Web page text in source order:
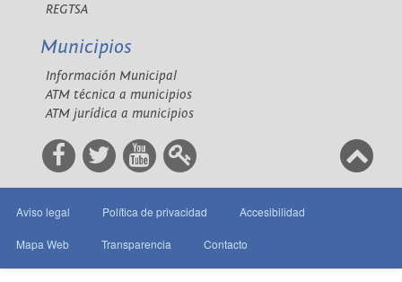
REGTSA
Municipios
Información Municipal
ATM técnica a municipios
ATM jurídica a municipios
Aviso legal Política de privacidad Accesibilidad
Mapa Web Transparencia Contacto